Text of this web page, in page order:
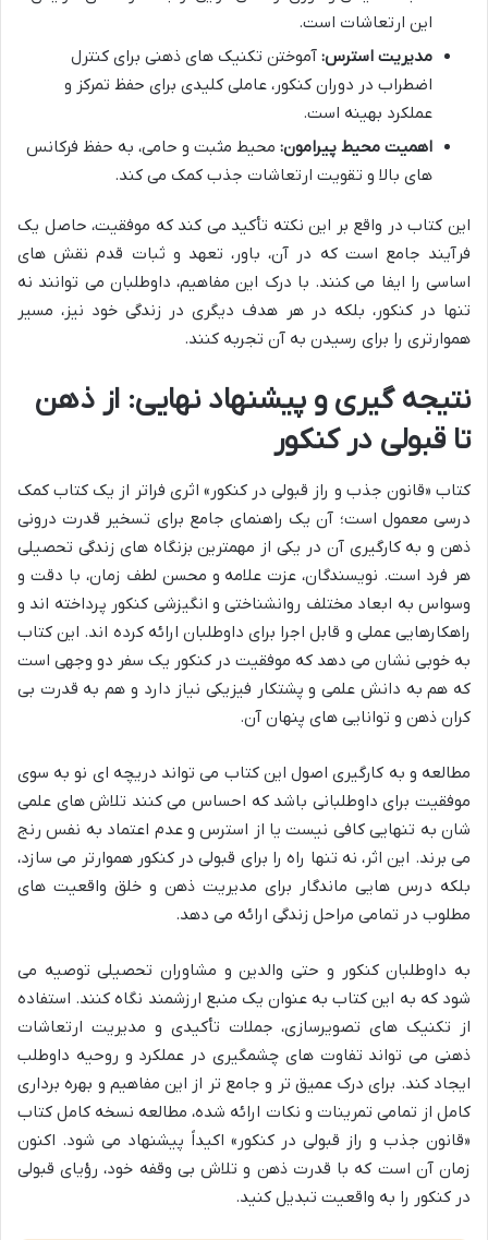
این ارتعاشات است.
مدیریت استرس: آموختن تکنیک های ذهنی برای کنترل
اضطراب در دوران کنکور، عاملی کلیدی برای حفظ تمرکز و
عملکرد بهینه است.
اهمیت محیط پیرامون: محیط مثبت و حامی، به حفظ فرکانس
های بالا و تقویت ارتعاشات جذب کمک می کند.
این کتاب در واقع بر این نکته تأکید می کند که موفقیت، حاصل یک
فرآیند جامع است که در آن، باور، تعهد و ثبات قدم نقش های
اساسی را ایفا می کنند. با درک این مفاهیم، داوطلبان می توانند نه
تنها در کنکور، بلکه در هر هدف دیگری در زندگی خود نیز، مسیر
هموارتری را برای رسیدن به آن تجربه کنند.
نتیجه گیری و پیشنهاد نهایی: از ذهن
تا قبولی در کنکور
کتاب «قانون جذب و راز قبولی در کنکور» اثری فراتر از یک کتاب کمک
درسی معمول است؛ آن یک راهنمای جامع برای تسخیر قدرت درونی
ذهن و به کارگیری آن در یکی از مهمترین بزنگاه های زندگی تحصیلی
هر فرد است. نویسندگان، عزت علامه و محسن لطف زمان، با دقت و
وسواس به ابعاد مختلف روانشناختی و انگیزشی کنکور پرداخته اند و
راهکارهایی عملی و قابل اجرا برای داوطلبان ارائه کرده اند. این کتاب
به خوبی نشان می دهد که موفقیت در کنکور یک سفر دو وجهی است
که هم به دانش علمی و پشتکار فیزیکی نیاز دارد و هم به قدرت بی
کران ذهن و توانایی های پنهان آن.
مطالعه و به کارگیری اصول این کتاب می تواند دریچه ای نو به سوی
موفقیت برای داوطلبانی باشد که احساس می کنند تلاش های علمی
شان به تنهایی کافی نیست یا از استرس و عدم اعتماد به نفس رنج
می برند. این اثر، نه تنها راه را برای قبولی در کنکور هموارتر می سازد،
بلکه درس هایی ماندگار برای مدیریت ذهن و خلق واقعیت های
مطلوب در تمامی مراحل زندگی ارائه می دهد.
به داوطلبان کنکور و حتی والدین و مشاوران تحصیلی توصیه می
شود که به این کتاب به عنوان یک منبع ارزشمند نگاه کنند. استفاده
از تکنیک های تصویرسازی، جملات تأکیدی و مدیریت ارتعاشات
ذهنی می تواند تفاوت های چشمگیری در عملکرد و روحیه داوطلب
ایجاد کند. برای درک عمیق تر و جامع تر از این مفاهیم و بهره برداری
کامل از تمامی تمرینات و نکات ارائه شده، مطالعه نسخه کامل کتاب
«قانون جذب و راز قبولی در کنکور» اکیداً پیشنهاد می شود. اکنون
زمان آن است که با قدرت ذهن و تلاش بی وقفه خود، رؤیای قبولی
در کنکور را به واقعیت تبدیل کنید.